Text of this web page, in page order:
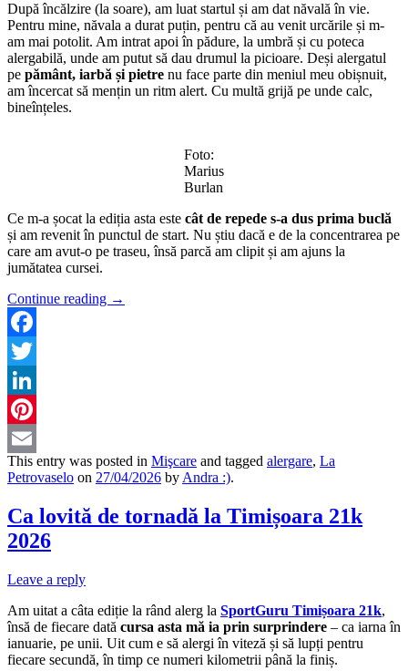
După încălzire (la soare), am luat startul și am dat năvală în vie.
Pentru mine, năvala a durat puțin, pentru că au venit urcările și m-
am mai potolit. Am intrat apoi în pădure, la umbră și cu poteca
alergabilă, unde am putut să dau drumul la picioare. Deși alergatul
pe pământ, iarbă și pietre nu face parte din meniul meu obișnuit,
am încercat să mențin un ritm alert. Cu multă grijă pe unde calc,
bineînțeles.
Foto:
Marius
Burlan
Ce m-a șocat la ediția asta este cât de repede s-a dus prima buclă
și am revenit în punctul de start. Nu știu dacă e de la concentrarea pe
care am avut-o pe traseu, însă parcă am clipit și am ajuns la
jumătatea cursei.
Continue reading →
Facebook
Twitter
LinkedIn
Pinterest
Email
This entry was posted in Mişcare and tagged alergare, La
Petrovaselo on 27/04/2026 by Andra :).
Ca lovită de tornadă la Timișoara 21k
2026
Leave a reply
Am uitat a câta ediție la rând alerg la SportGuru Timișoara 21k,
însă de fiecare dată cursa asta mă ia prin surprindere – ca iarna în
ianuarie, pe unii. Uit cum e să alergi în viteză și să lupți pentru
fiecare secundă, în timp ce numeri kilometrii până la finiș.